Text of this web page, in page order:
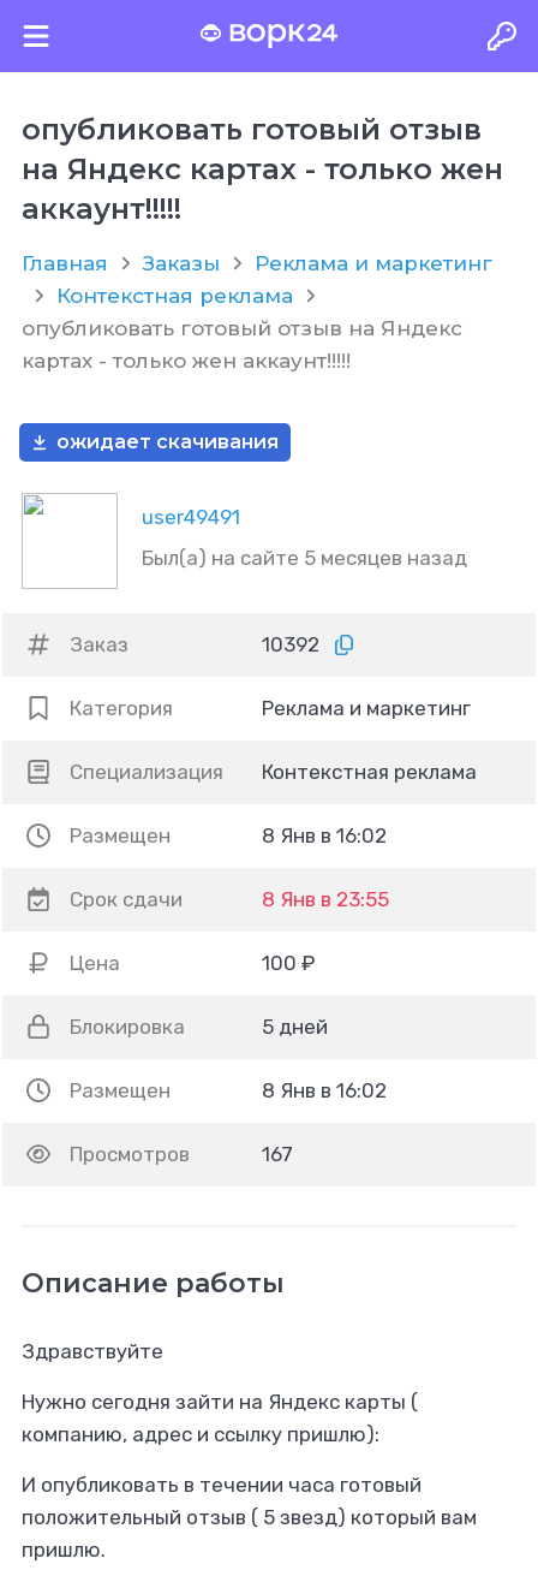
опубликовать готовый отзыв
на Яндекс картах - только жен
аккаунт!!!!!
Главная Заказы
Реклама и маркетинг
Контекстная реклама
опубликовать готовый отзыв на Яндекс
картах - только жен аккаунт!!!!!
user49491
Был(а) на сайте 5 месяцев назад
ожидает скачивания
Заказ 10392
Категория Реклама и маркетинг
Специализация Контекстная реклама
Размещен 8 Янв в 16:02
Срок сдачи 8 Янв в 23:55
Цена 100 ₽
Блокировка 5 дней
Размещен 8 Янв в 16:02
Просмотров 167
Описание работы
Здравствуйте
Нужно сегодня зайти на Яндекс карты (
компанию, адрес и ссылку пришлю):
И опубликовать в течении часа готовый
положительный отзыв ( 5 звезд) который вам
пришлю.